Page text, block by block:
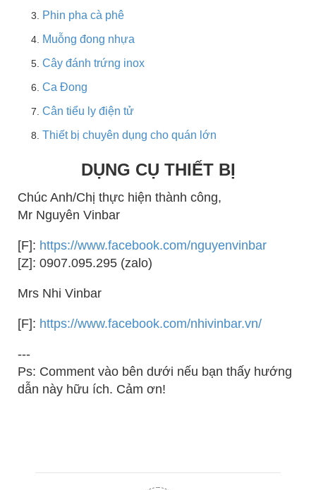
Phin pha cà phê
Muỗng đong nhựa
Cây đánh trứng inox
Ca Đong
Cân tiểu ly điện tử
Thiết bị chuyên dụng cho quán lớn
DỤNG CỤ THIẾT BỊ
Chúc Anh/Chị thực hiện thành công,
Mr Nguyên Vinbar
[F]: https://www.facebook.com/nguyenvinbar
[Z]: 0907.095.295 (zalo)
Mrs Nhi Vinbar
[F]: https://www.facebook.com/nhivinbar.vn/
---
Ps: Comment vào bên dưới nếu bạn thấy hướng
dẫn này hữu ích. Cảm ơn!